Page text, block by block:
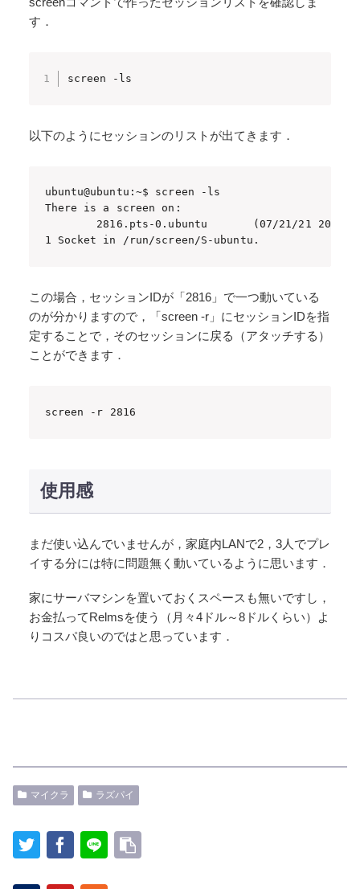
す．
screen -ls
以下のようにセッションのリストが出てきます．
ubuntu@ubuntu:~$ screen -ls
There is a screen on:
2816.pts-0.ubuntu       (07/21/21
1 Socket in /run/screen/S-ubuntu.
この場合，セッションIDが「2816」で一つ動いている
のが分かりますので，「screen -r」にセッションIDを指
定することで，そのセッションに戻る（アタッチする）
ことができます．
screen -r 2816
使用感
まだ使い込んでいませんが，家庭内LANで2，3人でプレ
イする分には特に問題無く動いているように思います．
家にサーバマシンを置いておくスペースも無いですし，
お金払ってRelmsを使う（月々4ドル～8ドルくらい）よ
りコスパ良いのではと思っています．
マイクラ ラズパイ